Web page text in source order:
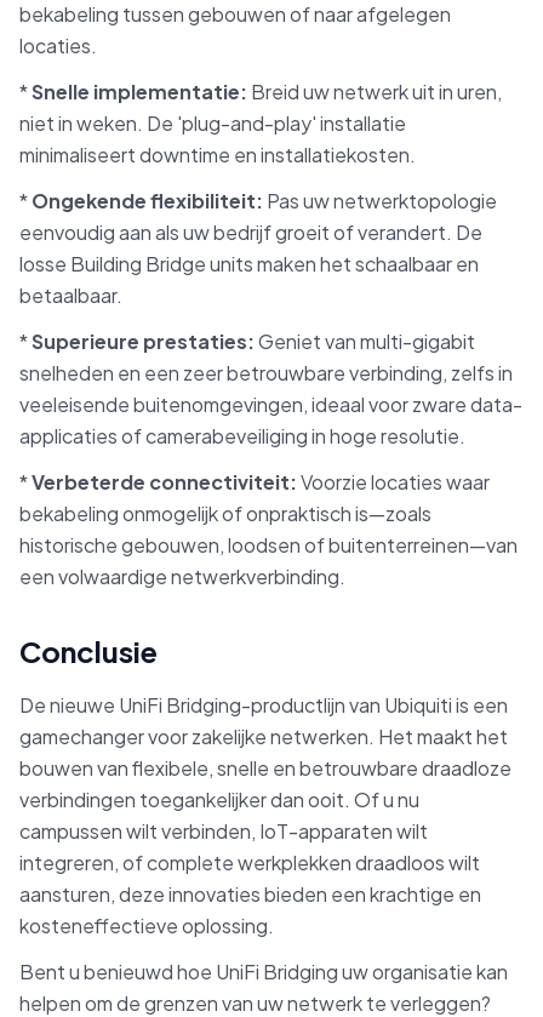
bekabeling tussen gebouwen of naar afgelegen
locaties.
*Snelle implementatie: Breid uw netwerk uit in uren,
niet in weken. De 'plug-and-play' installatie
minimaliseert downtime en installatiekosten.
*Ongekende flexibiliteit: Pas uw netwerktopologie
eenvoudig aan als uw bedrijf groeit of verandert. De
losse Building Bridge units maken het schaalbaar en
betaalbaar.
*Superieure prestaties:Geniet van multi-gigabit
snelheden en een zeer betrouwbare verbinding, zelfs in
veeleisende buitenomgevingen, ideaal voor zware data-
applicaties of camerabeveiliging in hoge resolutie.
*Verbeterde connectiviteit:Voorzie locaties waar
bekabeling onmogelijk of onpraktisch is—zoals
historische gebouwen, loodsen of buitenterreinen—van
een volwaardige netwerkverbinding.
Conclusie
De nieuwe UniFi Bridging-productlijn van Ubiquiti is een
gamechanger voor zakelijke netwerken. Het maakt het
bouwen van flexibele, snelle en betrouwbare draadloze
verbindingen toegankelijker dan ooit. Of u nu
campussen wilt verbinden, IoT-apparaten wilt
integreren, of complete werkplekken draadloos wilt
aansturen, deze innovaties bieden een krachtige en
kosteneffectieve oplossing.
Bent u benieuwd hoe UniFi Bridging uw organisatie kan
helpen om de grenzen van uw netwerk te verleggen?